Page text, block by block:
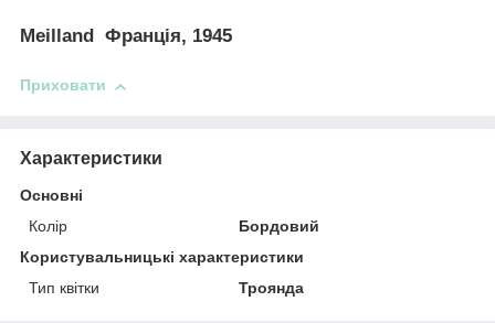
Meilland Франція, 1945
Приховати
Характеристики
Основні
Колір
Бордовий
Користувальницькі характеристики
Тип квітки
Троянда